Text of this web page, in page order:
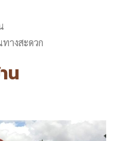
างสะดวก
น